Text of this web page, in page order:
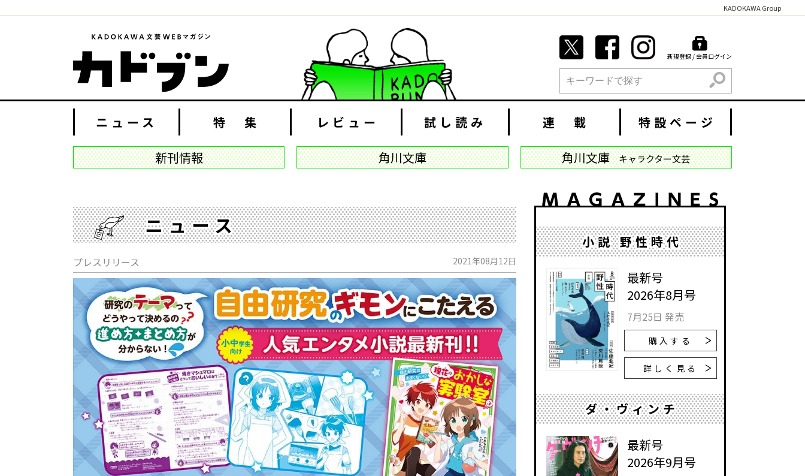
KADOKAWA Group
新規登録 / 会員ログイン
検索
ニュース 特 集 レビュー 試し読み 連 載 特設ページ
新刊情報 角川文庫 角川文庫 キャラクター文芸
ニュース
プレスリリース 2021年08月12日
小説 野性時代
最新号
2026年8月号
7月25日 発売
購入する
詳しく見る
ダ・ヴィンチ
最新号
2026年9月号